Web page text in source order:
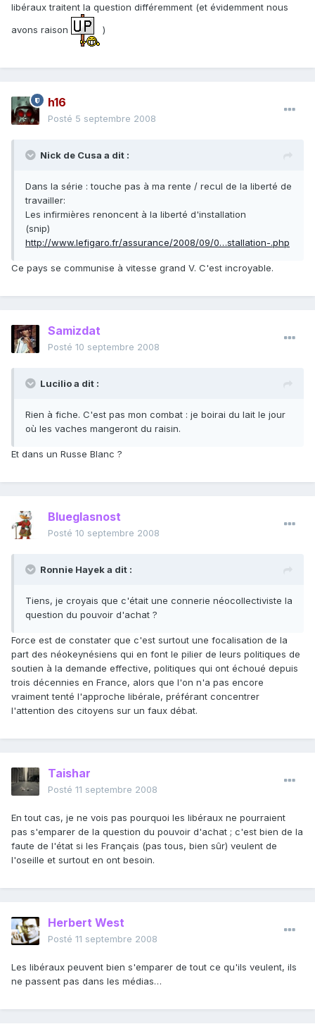
libéraux traitent la question différemment (et évidemment nous
avons raison
)
h16
Posté 5 septembre 2008
Nick de Cusa a dit :
Dans la série : touche pas à ma rente / recul de la liberté de
travailler:
Les infirmières renoncent à la liberté d'installation
(snip)
http://www.lefigaro.fr/assurance/2008/09/0…stallation-.php
Ce pays se communise à vitesse grand V. C'est incroyable.
Samizdat
Posté 10 septembre 2008
Lucilio a dit :
Rien à fiche. C'est pas mon combat : je boirai du lait le jour
où les vaches mangeront du raisin.
Et dans un Russe Blanc ?
Blueglasnost
Posté 10 septembre 2008
Ronnie Hayek a dit :
Tiens, je croyais que c'était une connerie néocollectiviste la
question du pouvoir d'achat ?
Force est de constater que c'est surtout une focalisation de la
part des néokeynésiens qui en font le pilier de leurs politiques de
soutien à la demande effective, politiques qui ont échoué depuis
trois décennies en France, alors que l'on n'a pas encore
vraiment tenté l'approche libérale, préférant concentrer
l'attention des citoyens sur un faux débat.
Taishar
Posté 11 septembre 2008
En tout cas, je ne vois pas pourquoi les libéraux ne pourraient
pas s'emparer de la question du pouvoir d'achat ; c'est bien de la
faute de l'état si les Français (pas tous, bien sûr) veulent de
l'oseille et surtout en ont besoin.
Herbert West
Posté 11 septembre 2008
Les libéraux peuvent bien s'emparer de tout ce qu'ils veulent, ils
ne passent pas dans les médias…